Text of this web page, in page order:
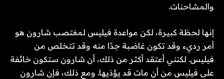
والمشاحنات.
إنها لحظة كبيرة، لكن مواعدة فيليس لمغتصب شارون هو
أمر رديء وقد تكون غاضبة جدًا منه وقد تتخلص من
فيليس. لكنني أعتقد أكثر من ذلك، أن شارون ستكون خائفة
على فيليس من أن مات قد يؤذيها. ومع ذلك، فإن شارون